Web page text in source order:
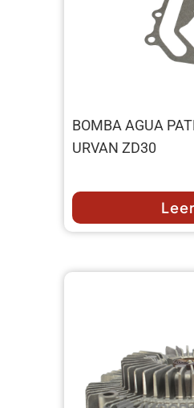
BOMBA AGUA
URVAN ZD30